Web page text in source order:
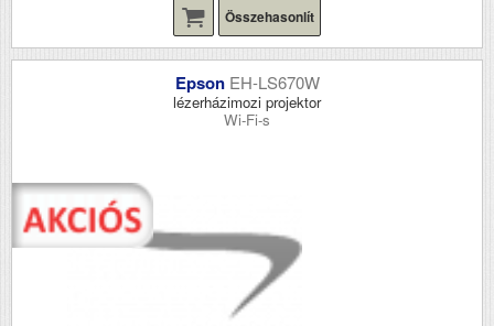
Összehasonlít
Epson EH-LS670W
lézerházimozi projektor
Wi-Fi-s